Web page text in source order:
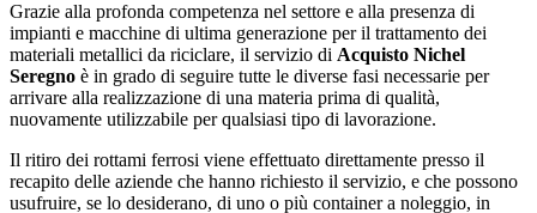
Grazie alla profonda competenza nel settore e alla presenza di
impianti e macchine di ultima generazione per il trattamento dei
materiali metallici da riciclare, il servizio di Acquisto Nichel
Seregno è in grado di seguire tutte le diverse fasi necessarie per
arrivare alla realizzazione di una materia prima di qualità,
nuovamente utilizzabile per qualsiasi tipo di lavorazione.
Il ritiro dei rottami ferrosi viene effettuato direttamente presso il
recapito delle aziende che hanno richiesto il servizio, e che possono
usufruire, se lo desiderano, di uno o più container a noleggio, in